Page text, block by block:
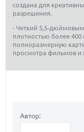
создана для
разрешения.
- Четкий 5,5-дюймовым
плотностью более
полноразмерную
просмотра фильмов и
Автор: